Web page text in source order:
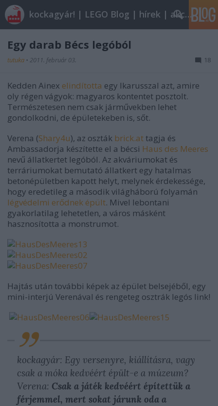
kockagyár! | LEGO Blog | hírek | akciók |
Egy darab Bécs legóból
tutuka • 2011. február 03. 18
Kedden Ainex elindította egy Ikarusszal azt, amire
oly régen vágyok: magyaros kontentet posztolt.
Természetesen nem csak járművekben lehet
gondolkodni, de épületekeben is, sőt.
Verena (Shary4u), az oszták brick.at tagja és
Ambassadorja készítette el a bécsi Haus des Meeres
nevű állatkertet legóból. Az akváriumokat és
terráriumokat bemutató állatkert egy hatalmas
betonépületben kapott helyt, melynek érdekessége,
hogy eredetileg a második világháború folyamán
légvédelmi erődnek épült. Mivel lebontani
gyakorlatilag lehetetlen, a város másként
hasznosította a monstrumot.
Hajtás után további képek az épület belsejéből, egy
mini-interjú Verenával és rengeteg osztrák legós link!
kockagyár: Egy versenyre, kiállításra, vagy
csak a móka kedvéért épült-e a múzeum?
Verena: Csak a játék kedvéért építettük a
férjemmel, mert sokat járunk oda a